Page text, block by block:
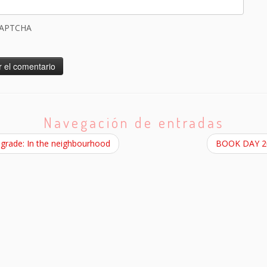
Navegación de entradas
In the neighbourhood BOOK DAY